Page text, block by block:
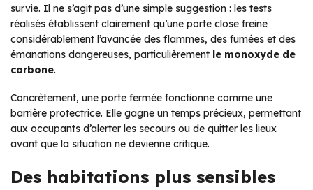
survie. Il ne s’agit pas d’une simple suggestion : les tests
réalisés établissent clairement qu’une porte close freine
considérablement l’avancée des flammes, des fumées et des
émanations dangereuses, particulièrement le monoxyde de
carbone.
Concrètement, une porte fermée fonctionne comme une
barrière protectrice. Elle gagne un temps précieux, permettant
aux occupants d’alerter les secours ou de quitter les lieux
avant que la situation ne devienne critique.
Des habitations plus sensibles